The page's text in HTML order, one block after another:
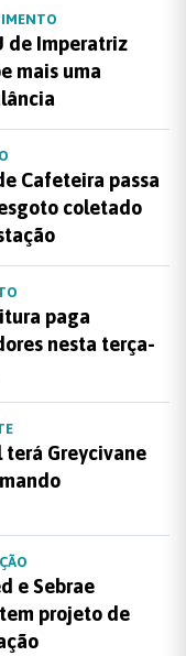
de Imperatriz
mais uma
Cafeteira passa
coletado
paga
nesta terça-
terá Greycivane
e Sebrae
projeto de